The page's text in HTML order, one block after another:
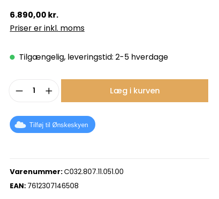
6.890,00 kr.
Priser er inkl. moms
Tilgængelig, leveringstid: 2-5 hverdage
Produktmængde: Indtast det
Læg i kurven
Tilføj til Ønskeskyen
Varenummer:C032.807.11.051.00
EAN: 7612307146508